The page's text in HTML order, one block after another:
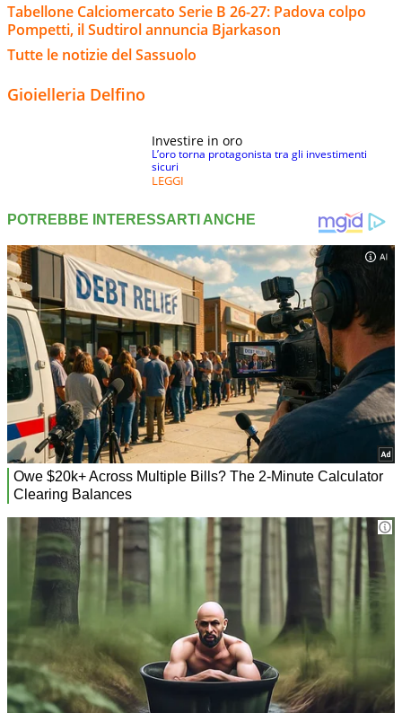
Tabellone Calciomercato Serie B 26-27: Padova colpo
Pompetti, il Sudtirol annuncia Bjarkason
Tutte le notizie del Sassuolo
Gioielleria Delfino
Investire in oro
L’oro torna protagonista tra gli investimenti
sicuri
LEGGI